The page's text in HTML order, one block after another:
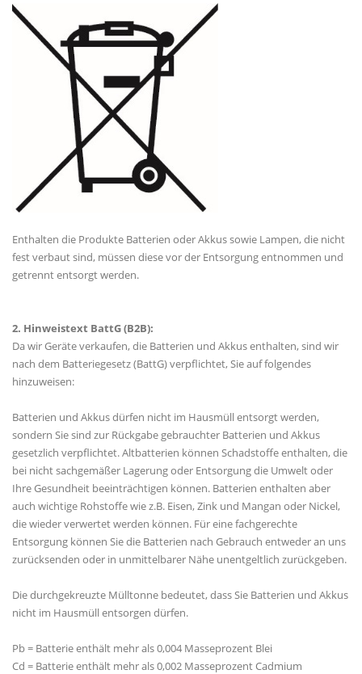
Enthalten die Produkte Batterien oder Akkus sowie Lampen, die nicht
fest verbaut sind, müssen diese vor der Entsorgung entnommen und
getrennt entsorgt werden.
2. Hinweistext BattG (B2B):
Da wir Geräte verkaufen, die Batterien und Akkus enthalten, sind wir
nach dem Batteriegesetz (BattG) verpflichtet, Sie auf folgendes
hinzuweisen:
Batterien und Akkus dürfen nicht im Hausmüll entsorgt werden,
sondern Sie sind zur Rückgabe gebrauchter Batterien und Akkus
gesetzlich verpflichtet. Altbatterien können Schadstoffe enthalten, die
bei nicht sachgemäßer Lagerung oder Entsorgung die Umwelt oder
Ihre Gesundheit beeinträchtigen können. Batterien enthalten aber
auch wichtige Rohstoffe wie z.B. Eisen, Zink und Mangan oder Nickel,
die wieder verwertet werden können. Für eine fachgerechte
Entsorgung können Sie die Batterien nach Gebrauch entweder an uns
zurücksenden oder in unmittelbarer Nähe unentgeltlich zurückgeben.
Die durchgekreuzte Mülltonne bedeutet, dass Sie Batterien und Akkus
nicht im Hausmüll entsorgen dürfen.
Pb = Batterie enthält mehr als 0,004 Masseprozent Blei
Cd = Batterie enthält mehr als 0,002 Masseprozent Cadmium